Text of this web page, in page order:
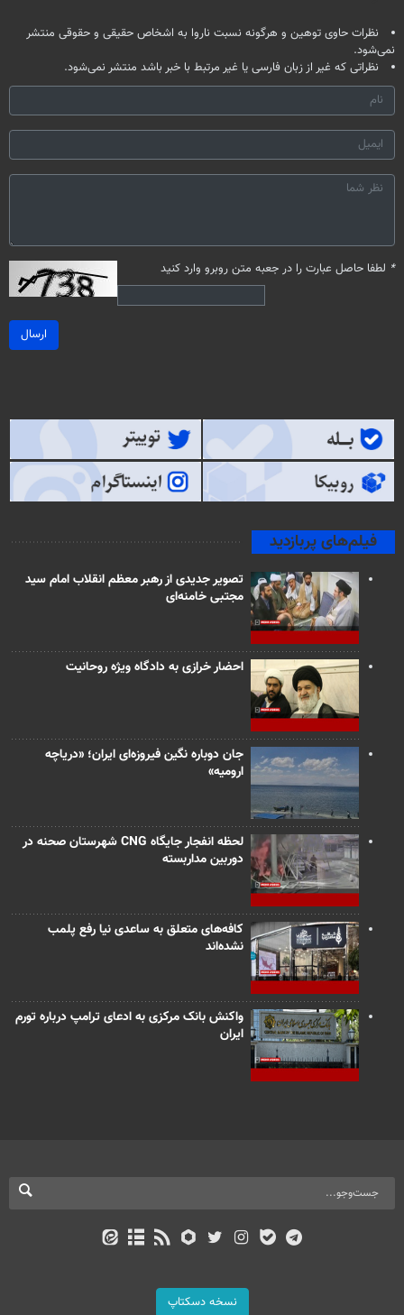
نظرات حاوی توهین و هرگونه نسبت ناروا به اشخاص حقیقی و حقوقی منتشر
نمی‌شود.
نظراتی که غیر از زبان فارسی یا غیر مرتبط با خبر باشد منتشر نمی‌شود.
* لطفا حاصل عبارت را در جعبه متن روبرو وارد کنید
ارسال
فیلم‌های پربازدید
تصویر جدیدی از رهبر معظم انقلاب امام سید
مجتبی خامنه‌ای
احضار خرازی به دادگاه ویژه روحانیت
جان دوباره نگین فیروزه‌ای ایران؛ «دریاچه
ارومیه»
لحظه انفجار جایگاه CNG شهرستان صحنه در
دوربین مداربسته
کافه‌های متعلق به ساعدی نیا رفع پلمب
نشده‌اند
واکنش بانک مرکزی به ادعای ترامپ درباره تورم
ایران
نسخه دسکتاپ